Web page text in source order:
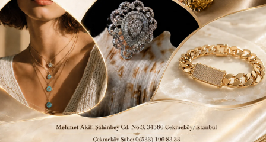
İYİ PARTİ ADAYI
İNCE’DEN YOĞUN
KATILIMLI DELEGE
BULUŞMALARI..
Giriş: 17-10-2025 22:54
Güncelleme: 18-10-2025 00:29
Siyaset Tüm Manşetler